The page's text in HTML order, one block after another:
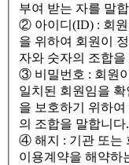
부여 받는 자를 말
② 아이디(ID) : 회
을 위하여 회원이
자와 숫자의 조합을
③ 비밀번호 : 회원
일치된 회원임을
을 보호하기 위하
의 조합을 말합니다.
④ 해지 : 기관 또는
이용계약을 해약하